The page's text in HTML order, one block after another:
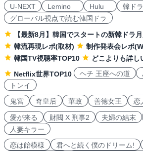
U-NEXT
Lemino Hulu
韓ド
グローバル視点で読む韓国ドラ
【最新8月】韓国でスタートの新韓ドラ
韓流再現レポ(取材)
制作発表会レポ
韓国TV視聴率TOP10
どこよりも詳
Netflix世界TOP10
ヘチ 王座への道
トンイ
鬼宮
奇皇后 華政 善徳女王 恋
愛が来る 財閥 X 刑事2 夫婦の結末
人妻キラー
恋は飴模様
君へと続く僕のドリーム!